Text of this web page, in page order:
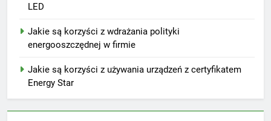
LED
Jakie są korzyści z wdrażania polityki
energooszczędnej w firmie
Jakie są korzyści z używania urządzeń z certyfikatem
Energy Star